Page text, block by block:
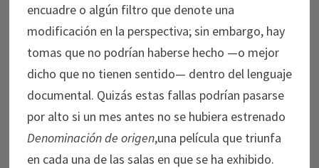
encuadre o algún filtro que denote una
modificación en la perspectiva; sin embargo, hay
tomas que no podrían haberse hecho —o mejor
dicho que no tienen sentido— dentro del lenguaje
documental. Quizás estas fallas podrían pasarse
por alto si un mes antes no se hubiera estrenado
Denominación de origen,una película que triunfa
en cada una de las salas en que se ha exhibido.